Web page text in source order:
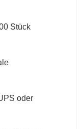
Stück
oder